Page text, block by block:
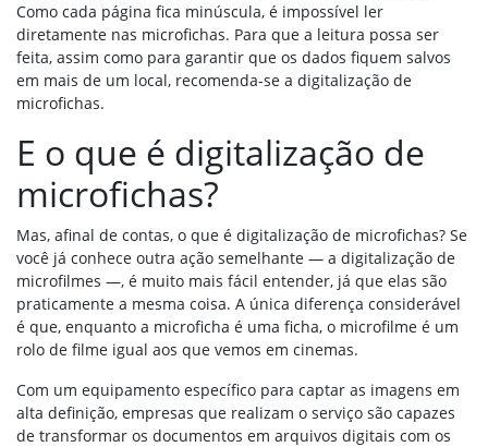
Como cada página fica minúscula, é impossível ler
diretamente nas microfichas. Para que a leitura possa ser
feita, assim como para garantir que os dados fiquem salvos
em mais de um local, recomenda-se a digitalização de
microfichas.
E o que é digitalização de
microfichas?
Mas, afinal de contas, o que é digitalização de microfichas? Se
você já conhece outra ação semelhante — a digitalização de
microfilmes —, é muito mais fácil entender, já que elas são
praticamente a mesma coisa. A única diferença considerável
é que, enquanto a microficha é uma ficha, o microfilme é um
rolo de filme igual aos que vemos em cinemas.
Com um equipamento específico para captar as imagens em
alta definição, empresas que realizam o serviço são capazes
de transformar os documentos em arquivos digitais com os